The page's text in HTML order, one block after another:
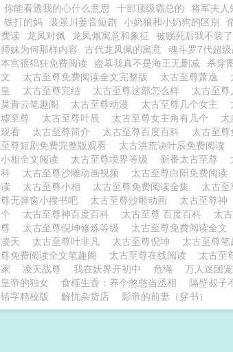
你能看透我的心什么意思 十部顶级霸总的 将军夫人
铁打的妈 裴景川姜音短剧 小奶狼和小奶狗的区别
费读 龙凤对佩 龙凤佩寓意和象征 被赐死后我不装了
师妹为何那样内容 古代龙凤佩的寓意 魂斗罗7代超
本宫很猖狂免费阅读 盗墓我真不是海王无删减 杀穿
文
太古至尊免费阅读全文完整版 太古至尊萧逸
皇
太古至尊完结 太古至尊这部怎么样 太古至
莫青云笔趣阁
太古至尊动漫 太古至尊几个女主
墟至尊
太古至尊叶辰 太古至尊女主角有几个
观看
太古至尊简介 太古至尊百度百科 太古至尊
至尊短剧免费完整版观看
太古洪荒诀叶辰免费阅读
小相全文阅读
太古至尊境界等级 新番太古至尊
科
太古至尊沙雕动画视频 太古至尊白阳免费阅读
读
太古至尊小相 太古至尊免费阅读全集 太古
尊无弹窗小搜书吧
太古至尊沙雕动画 太古至尊神
个
太古至尊神百度百科 太古至尊 百度百科 太
尊
太古至尊倪坤修炼等级 太古至尊免费阅读全文
凌天
太古至尊叶非凡 太古至尊倪坤 太古至尊
尊免费阅读全文笔趣阁
太古至尊在线阅读 太古至
家
凌天战尊 我在妖界开初中 危绳 万人迷团
皇帝的独女
食槿生香：养个憨憨当丞相 隔壁叔子
错字精校版
解忧杂货店 影帝的前妻（穿书）